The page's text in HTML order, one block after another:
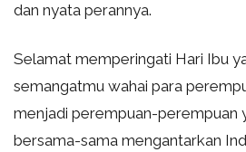
dan nyata perannya.
Selamat memperingati Hari Ibu
semangatmu wahai para
menjadi perempuan-perempuan
bersama-sama mengantarkan